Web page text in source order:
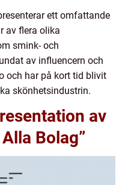
ett omfattande
av flera olika
smink- och
av influencern och
och har på kort tid blivit
skönhetsindustrin.
av
Bolag”